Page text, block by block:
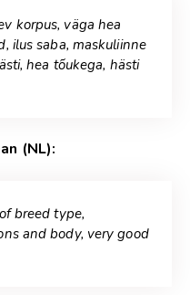
korpus, väga hea
ilus saba, maskuliinne
hea tõukega, hästi
(NL):
breed type,
and body, very good